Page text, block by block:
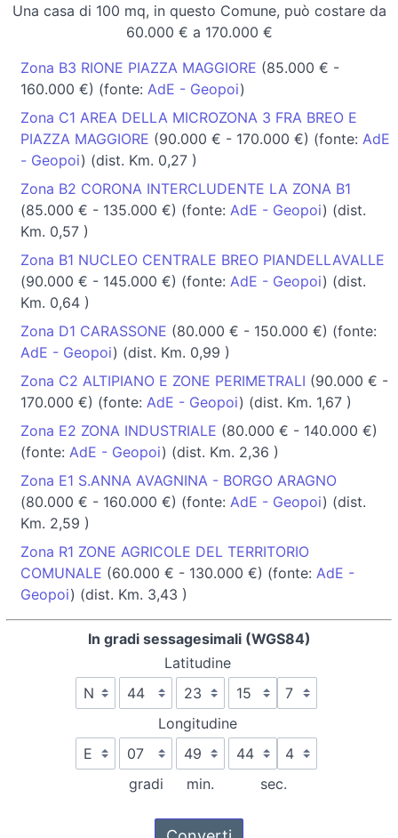
Una casa di 100 mq, in questo Comune, può costare da
60.000 € a 170.000 €
Zona B3 RIONE PIAZZA MAGGIORE (85.000 € -
160.000 €) (fonte: AdE - Geopoi)
Zona C1 AREA DELLA MICROZONA 3 FRA BREO E
PIAZZA MAGGIORE (90.000 € - 170.000 €) (fonte: AdE
- Geopoi) (dist. Km. 0,27 )
Zona B2 CORONA INTERCLUDENTE LA ZONA B1
(85.000 € - 135.000 €) (fonte: AdE - Geopoi) (dist.
Km. 0,57 )
Zona B1 NUCLEO CENTRALE BREO PIANDELLAVALLE
(90.000 € - 145.000 €) (fonte: AdE - Geopoi) (dist.
Km. 0,64 )
Zona D1 CARASSONE (80.000 € - 150.000 €) (fonte:
AdE - Geopoi) (dist. Km. 0,99 )
Zona C2 ALTIPIANO E ZONE PERIMETRALI (90.000 € -
170.000 €) (fonte: AdE - Geopoi) (dist. Km. 1,67 )
Zona E2 ZONA INDUSTRIALE (80.000 € - 140.000 €)
(fonte: AdE - Geopoi) (dist. Km. 2,36 )
Zona E1 S.ANNA AVAGNINA - BORGO ARAGNO
(80.000 € - 160.000 €) (fonte: AdE - Geopoi) (dist.
Km. 2,59 )
Zona R1 ZONE AGRICOLE DEL TERRITORIO
COMUNALE (60.000 € - 130.000 €) (fonte: AdE -
Geopoi) (dist. Km. 3,43 )
In gradi sessagesimali (WGS84)
Latitudine
Longitudine
gradi min. sec.